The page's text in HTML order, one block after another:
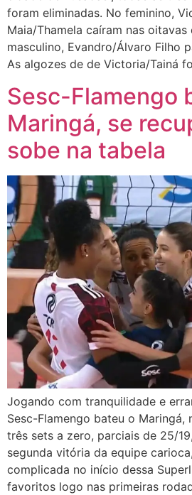
foram eliminadas. No feminino,
Maia/Thamela caíram nas oitavas
masculino, Evandro/Álvaro Filho
As algozes de de Victoria/Tainá
Sesc-Flamengo
Maringá, se
sobe na tabela
Jogando com tranquilidade e
Sesc-Flamengo bateu o
três sets a zero, parciais de 25/
segunda vitória da equipe
complicada no início dessa
favoritos logo nas primeiras